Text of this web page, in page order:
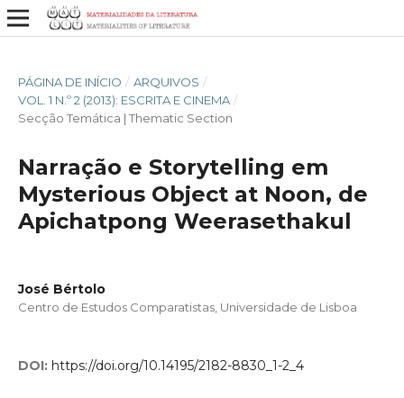
PÁGINA DE INÍCIO / ARQUIVOS /
VOL. 1 N.º 2 (2013): ESCRITA E CINEMA /
Secção Temática | Thematic Section
Narração e Storytelling em
Mysterious Object at Noon, de
Apichatpong Weerasethakul
José Bértolo
Centro de Estudos Comparatistas, Universidade de Lisboa
DOI: https://doi.org/10.14195/2182-8830_1-2_4